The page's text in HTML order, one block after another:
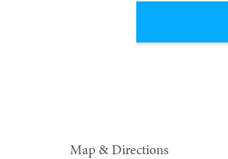
Map & Directions